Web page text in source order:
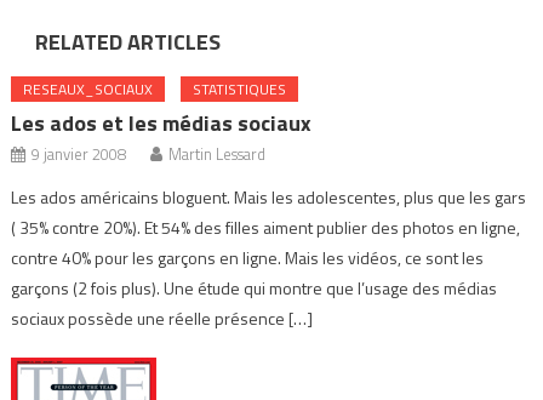
RELATED ARTICLES
RESEAUX_SOCIAUX STATISTIQUES
Les ados et les médias sociaux
9 janvier 2008 Martin Lessard
Les ados américains bloguent. Mais les adolescentes, plus que les gars
( 35% contre 20%). Et 54% des filles aiment publier des photos en ligne,
contre 40% pour les garçons en ligne. Mais les vidéos, ce sont les
garçons (2 fois plus). Une étude qui montre que l’usage des médias
sociaux possède une réelle présence […]